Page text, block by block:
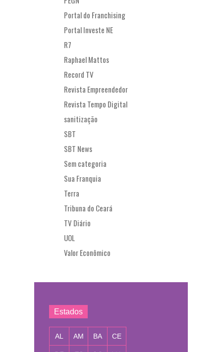
Portal do Franchising
Portal Investe NE
R7
Raphael Mattos
Record TV
Revista Empreendedor
Revista Tempo Digital
sanitização
SBT
SBT News
Sem categoria
Sua Franquia
Terra
Tribuna do Ceará
TV Diário
UOL
Valor Econômico
Estados
AL AM BA CE